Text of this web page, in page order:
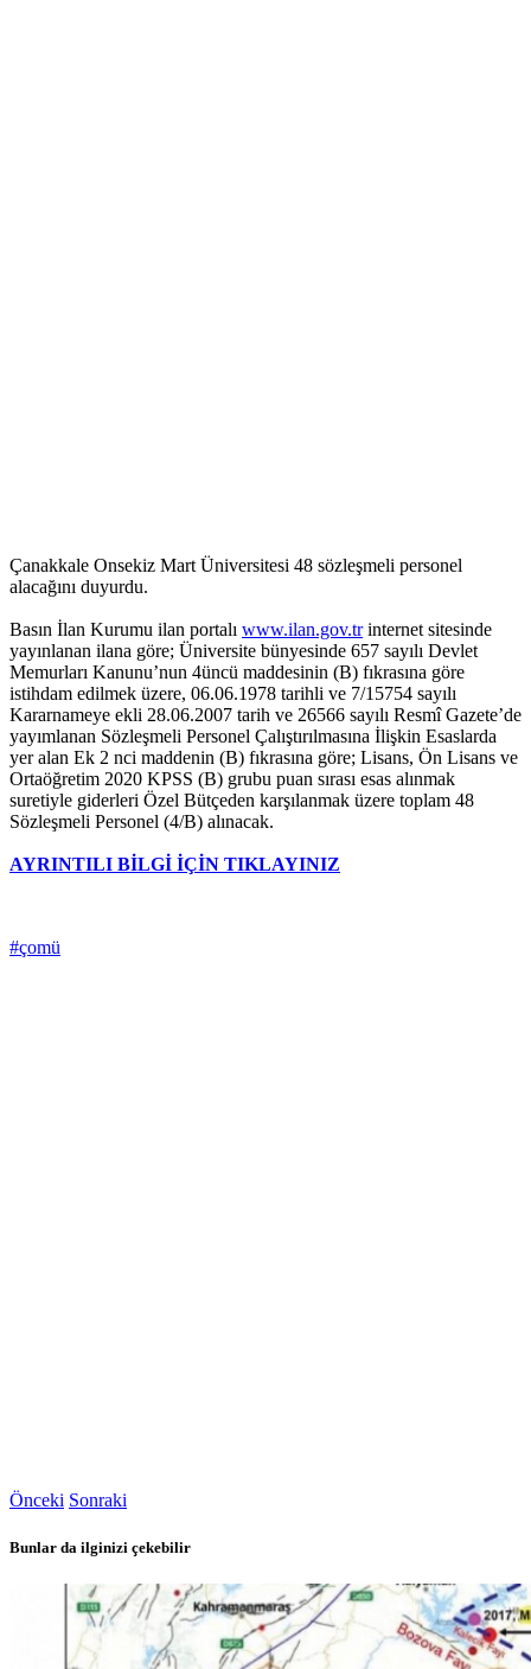
Çanakkale Onsekiz Mart Üniversitesi 48 sözleşmeli personel
alacağını duyurdu.
Basın İlan Kurumu ilan portalı www.ilan.gov.trinternet sitesinde
yayınlanan ilana göre; Üniversite bünyesinde 657 sayılı Devlet
Memurları Kanunu’nun 4üncü maddesinin (B) fıkrasına göre
istihdam edilmek üzere, 06.06.1978 tarihli ve 7/15754 sayılı
Kararnameye ekli 28.06.2007 tarih ve 26566 sayılı Resmî Gazete’de
yayımlanan Sözleşmeli Personel Çalıştırılmasına İlişkin Esaslarda
yer alan Ek 2 nci maddenin (B) fıkrasına göre; Lisans, Ön Lisans ve
Ortaöğretim 2020 KPSS (B) grubu puan sırası esas alınmak
suretiyle giderleri Özel Bütçeden karşılanmak üzere toplam 48
Sözleşmeli Personel (4/B) alınacak.
AYRINTILI BİLGİ İÇİN TIKLAYINIZ
#çomü
Önceki Sonraki
Bunlar da ilginizi çekebilir